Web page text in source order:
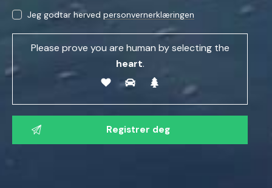
Jeg godtar hervedpersonvernerklæringen
Please prove you are human by selecting the
heart.
V
n